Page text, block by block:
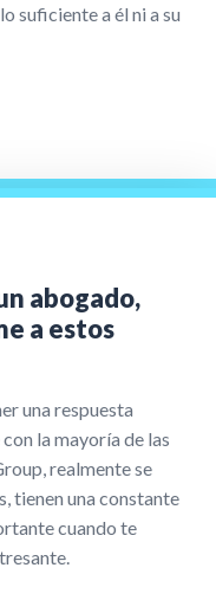
suficiente a él ni a su
abogado,
a estos
una respuesta
la mayoría de las
realmente se
tienen una constante
cuando te